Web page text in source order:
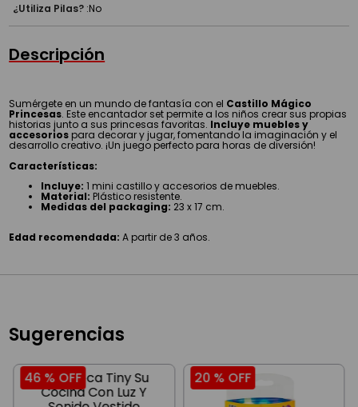
¿Utiliza Pilas? :No
Descripción
Sumérgete en un mundo de fantasía con el Castillo Mágico
Princesas. Este encantador set permite a los niños crear sus propias
historias junto a sus princesas favoritas. Incluye muebles y
accesorios para decorar y jugar, fomentando la imaginación y el
desarrollo creativo. ¡Un juego perfecto para horas de diversión!
Características:
Incluye: 1 mini castillo y accesorios de muebles.
Material: Plástico resistente.
Medidas del packaging: 23 x 17 cm.
Edad recomendada: A partir de 3 años.
Sugerencias
46 % OFF 20 % OFF